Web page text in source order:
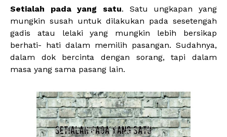
Setialah pada yang satu. Satu ungkapan yang
mungkin susah untuk dilakukan pada sesetengah
gadis atau lelaki yang mungkin lebih bersikap
berhati- hati dalam memilih pasangan. Sudahnya,
dalam dok bercinta dengan sorang, tapi dalam
masa yang sama pasang lain.